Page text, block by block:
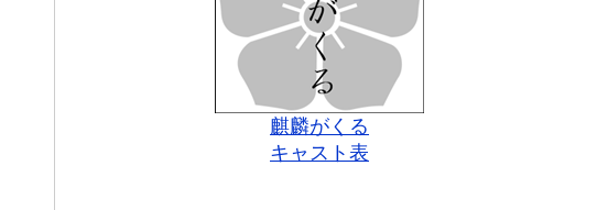
麒麟がくる
キャスト表